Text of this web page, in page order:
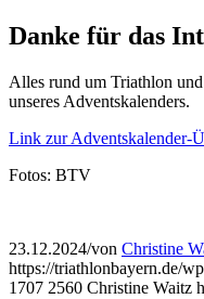
Danke für das
Alles rund um Triathlon
unseres Adventskalenders.
Link zur Adventskalender-
Fotos: BTV
23.12.2024/von Christine
https://triathlonbayern.de/
1707 2560 Christine Waitz